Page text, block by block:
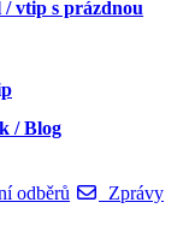
/ vtip s prázdnou
/ Blog
odběrů
Zprávy